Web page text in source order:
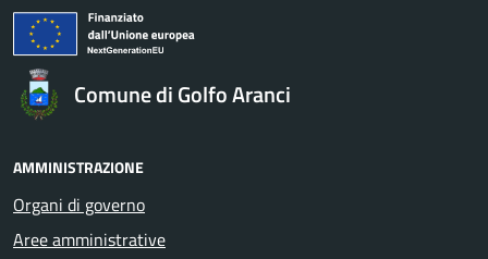
Comune di Golfo Aranci
AMMINISTRAZIONE
Organi di governo
Aree amministrative